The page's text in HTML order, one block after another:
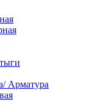
Арматура